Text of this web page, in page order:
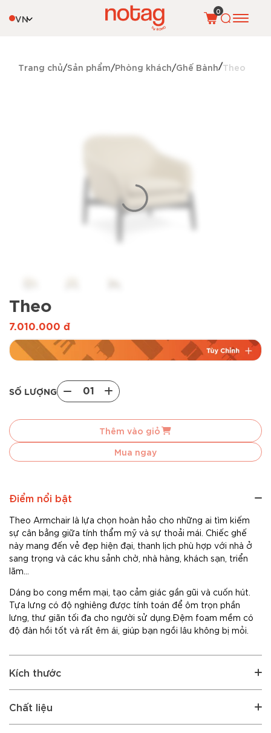
VN
0
Trang chủ Sản phẩm Phòng khách Ghế Bành Theo
Theo
7.010.000 đ
SỐ LƯỢNG 01
quantity
Thêm vào giỏ
Mua ngay
Điểm nổi bật
Theo Armchair là lựa chọn hoàn hảo cho những ai tìm kiếm
sự cân bằng giữa tính thẩm mỹ và sự thoải mái. Chiếc ghế
này mang đến vẻ đẹp hiện đại, thanh lịch phù hợp với nhà ở
sang trọng và các khu sảnh chờ, nhà hàng, khách sạn, triển
lãm…
Dáng bo cong mềm mại, tạo cảm giác gần gũi và cuốn hút.
Tựa lưng có độ nghiêng được tính toán để ôm trọn phần
lưng, thư giãn tối đa cho người sử dụng.Đệm foam mềm có
độ đàn hồi tốt và rất êm ái, giúp bạn ngồi lâu không bị mỏi.
Kích thước
Chất liệu